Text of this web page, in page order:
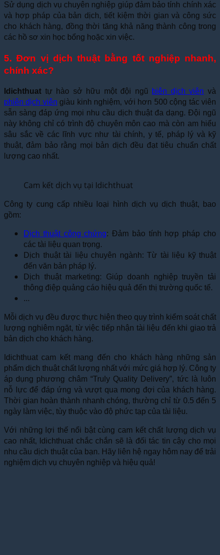
Sử dụng dịch vụ chuyên nghiệp giúp đảm bảo tính chính xác
và hợp pháp của bản dịch, tiết kiệm thời gian và công sức
cho khách hàng, đồng thời tăng khả năng thành công trong
các hồ sơ xin học bổng hoặc xin việc.
5. Đơn vị dịch thuật bằng tốt nghiệp nhanh,
chính xác?
Idichthuat tự hào sở hữu một đội ngũ biên dịch viên và
phiên dịch viên giàu kinh nghiệm, với hơn 500 cộng tác viên
sẵn sàng đáp ứng mọi nhu cầu dịch thuật đa dạng. Đội ngũ
này không chỉ có trình độ chuyên môn cao mà còn am hiểu
sâu sắc về các lĩnh vực như tài chính, y tế, pháp lý và kỹ
thuật, đảm bảo rằng mọi bản dịch đều đạt tiêu chuẩn chất
lượng cao nhất.
Cam kết dịch vụ tại Idichthuat
Công ty cung cấp nhiều loại hình dịch vụ dịch thuật, bao
gồm:
Dịch thuật công chứng: Đảm bảo tính hợp pháp cho
các tài liệu quan trọng.
Dịch thuật tài liệu chuyên ngành: Từ tài liệu kỹ thuật
đến văn bản pháp lý.
Dịch thuật marketing: Giúp doanh nghiệp truyền tải
thông điệp quảng cáo hiệu quả đến thị trường quốc tế.
…
Mỗi dịch vụ đều được thực hiện theo quy trình kiểm soát chất
lượng nghiêm ngặt, từ việc tiếp nhận tài liệu đến khi giao trả
bản dịch cho khách hàng.
Idichthuat cam kết mang đến cho khách hàng những sản
phẩm dịch thuật chất lượng nhất với mức giá hợp lý. Công ty
áp dụng phương châm “Truly Quality Delivery”, tức là luôn
nỗ lực để đáp ứng và vượt qua mong đợi của khách hàng.
Thời gian hoàn thành nhanh chóng, thường chỉ từ 0.5 đến 5
ngày làm việc, tùy thuộc vào độ phức tạp của tài liệu.
Với những lợi thế nổi bật cùng cam kết chất lượng dịch vụ
cao nhất, Idichthuat chắc chắn sẽ là đối tác tin cậy cho mọi
nhu cầu dịch thuật của bạn. Hãy liên hệ ngay hôm nay để trải
nghiệm dịch vụ chuyên nghiệp và hiệu quả!